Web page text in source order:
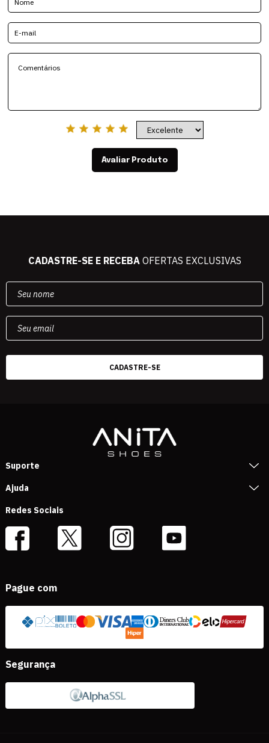
Avaliar Produto
CADASTRE-SE E RECEBAOFERTAS EXCLUSIVAS
Suporte
Ajuda
Redes Sociais
Pague com
Segurança